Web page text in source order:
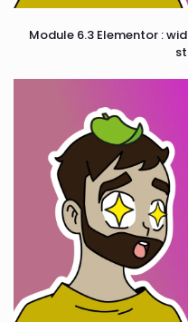
Module 6.3 Elementor :